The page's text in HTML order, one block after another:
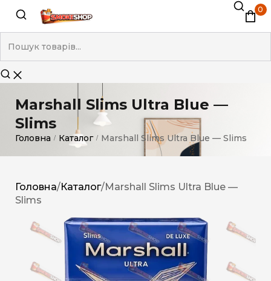
0
Marshall Slims Ultra Blue —
Slims
Головна / Каталог / Marshall Slims Ultra Blue — Slims
Головна/Каталог/Marshall Slims Ultra Blue —
Slims